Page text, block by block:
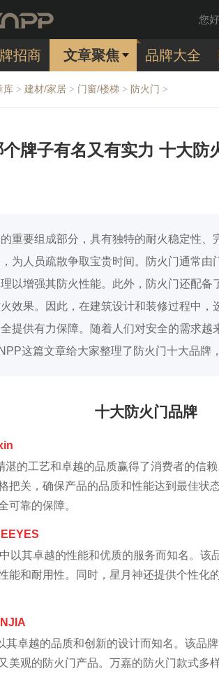
您
招商 文章聚焦 品牌大全
库 > 建材/家居 > 门窗/楼梯 > 防火门 >
个牌子有名又有实力 十大防
重要组成部分，具有独特的耐火稳定性
为人员疏散争取宝贵时间。防火门通常
以增强其防火性能。此外，防火门还配
效果。因此，在建筑设计和装修过程中
提供有力保障。随着人们对安全的需求越
这篇文章给大家整理了防火门十大品牌
十大防火门品牌
的工艺和卓越的品质赢得了消费者的信
把关，确保产品的品质和性能达到最佳状
可靠的保障。
以其卓越的性能和优质的服务而知名。该
能和耐用性。同时，星月神还提供个性化
其卓越的品质和创新的设计而知名。该品
美观的防火门产品。万嘉的防火门款式多